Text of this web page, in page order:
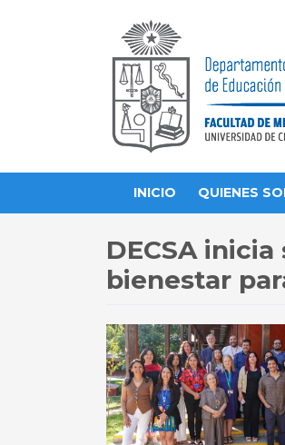
INICIO QUIENES
DECSA
bienestar